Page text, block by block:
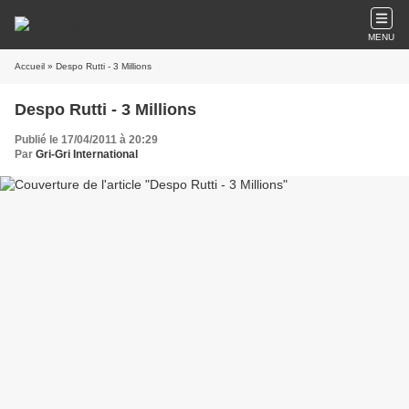
MENU
Accueil » Despo Rutti - 3 Millions
Despo Rutti - 3 Millions
Publié le 17/04/2011 à 20:29
Par Gri-Gri International